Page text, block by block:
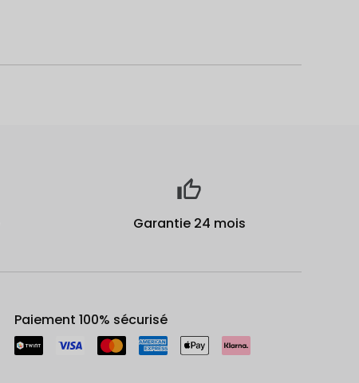
Garantie 24 mois
Paiement 100% sécurisé